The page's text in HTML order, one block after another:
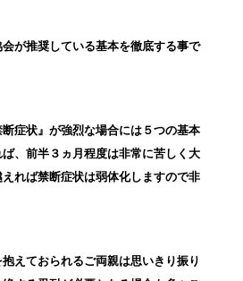
会が推奨している基本を徹底する事で
症状』が強烈な場合には５つの基本
、前半３ヵ月程度は非常に苦しく大
れば禁断症状は弱体化しますので非
えておられるご両親は思いきり振り